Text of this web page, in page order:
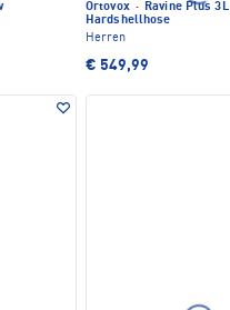
Ortovox · Ravine Plus 3L
Hardshellhose
Herren
€ 549,99